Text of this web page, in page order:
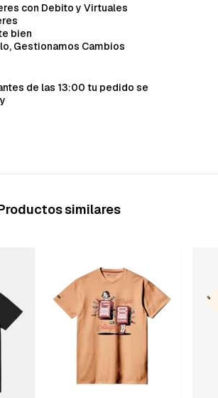
con Debito y Virtuales
bien
Gestionamos Cambios
de las 13:00 tu pedido se
similares